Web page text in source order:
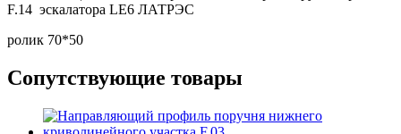
F.14 эскалатора LE6 ЛАТРЭС
ролик 70*50
Сопутствующие товары